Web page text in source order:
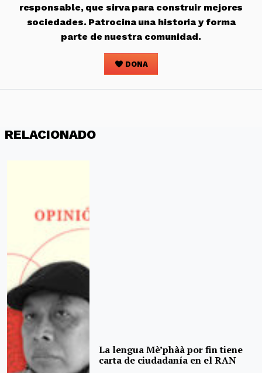
responsable, que sirva para construir mejores
sociedades. Patrocina una historia y forma
parte de nuestra comunidad.
DONA
RELACIONADO
La lengua Mè’phàà por fin tiene
carta de ciudadanía en el RAN